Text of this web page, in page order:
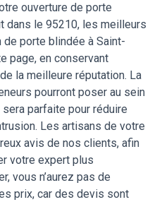
ouverture de porte
dans le 95210, les meilleurs
porte blindée à Saint-
page, en conservant
la meilleure réputation. La
pourront poser au sein
parfaite pour réduire
Les artisans de votre
avis de nos clients, afin
votre expert plus
vous n’aurez pas de
prix, car des devis sont